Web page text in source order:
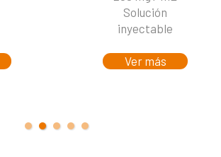
Solución
inyectable
Ver más